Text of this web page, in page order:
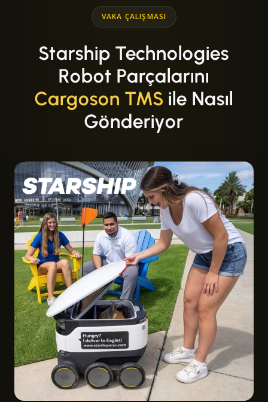
VAKA ÇALIŞMASI
Starship Technologies
Robot Parçalarını
Cargoson TMS ile Nasıl
Gönderiyor